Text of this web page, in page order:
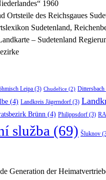
1960
Ortsteile des Reichsgaues
Sudetenland,
– Sudetenland
Leipa (3) Chudeřice (2) Dittersbach
(4) Landkreis Jägerndorf (3)
Brünn (4) Philippsdorf (3)
služba (69) Šluknov
Generation der